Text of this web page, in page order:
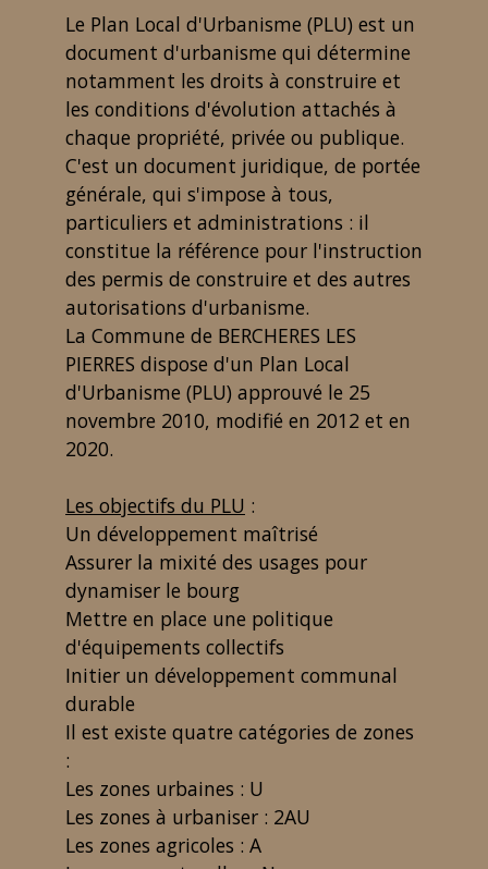
Le Plan Local d'Urbanisme (PLU) est un
document d'urbanisme qui détermine
notamment les droits à construire et
les conditions d'évolution attachés à
chaque propriété, privée ou publique.
C'est un document juridique, de portée
générale, qui s'impose à tous,
particuliers et administrations : il
constitue la référence pour l'instruction
des permis de construire et des autres
autorisations d'urbanisme.
La Commune de BERCHERES LES
PIERRES dispose d'un Plan Local
d'Urbanisme (PLU) approuvé le 25
novembre 2010, modifié en 2012 et en
2020.
Les objectifs du PLU :
Un développement maîtrisé
Assurer la mixité des usages pour
dynamiser le bourg
Mettre en place une politique
d'équipements collectifs
Initier un développement communal
durable
Il est existe quatre catégories de zones
:
Les zones urbaines : U
Les zones à urbaniser : 2AU
Les zones agricoles : A